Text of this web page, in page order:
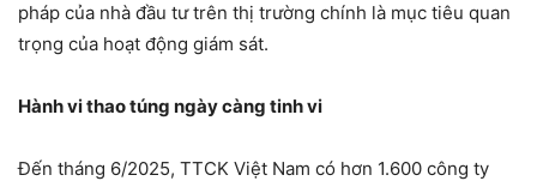
pháp của nhà đầu tư trên thị trường chính là mục tiêu quan
trọng của hoạt động giám sát.
Hành vi thao túng ngày càng tinh vi
Đến tháng 6/2025, TTCK Việt Nam có hơn 1.600 công ty